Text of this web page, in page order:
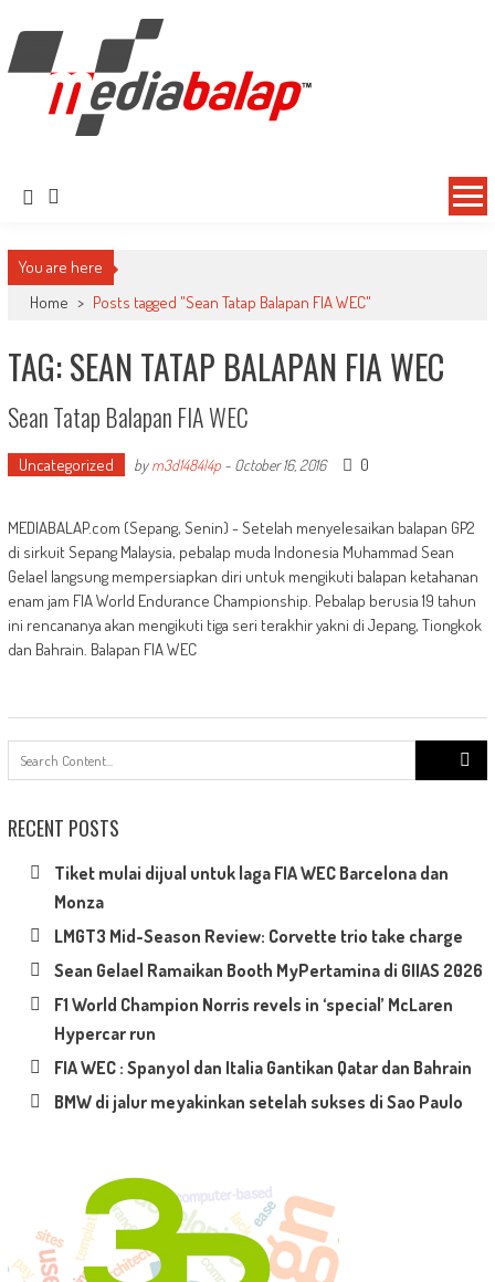
You are here
Home > Posts tagged "Sean Tatap Balapan FIA WEC"
TAG: SEAN TATAP BALAPAN FIA WEC
Sean Tatap Balapan FIA WEC
Uncategorized bym3d1484l4p- October 16, 2016 0
MEDIABALAP.com (Sepang, Senin) - Setelah menyelesaikan balapan GP2
di sirkuit Sepang Malaysia, pebalap muda Indonesia Muhammad Sean
Gelael langsung mempersiapkan diri untuk mengikuti balapan ketahanan
enam jam FIA World Endurance Championship. Pebalap berusia 19 tahun
ini rencananya akan mengikuti tiga seri terakhir yakni di Jepang, Tiongkok
dan Bahrain. Balapan FIA WEC
Search
for:
RECENT POSTS
Tiket mulai dijual untuk laga FIA WEC Barcelona dan
Monza
LMGT3 Mid-Season Review: Corvette trio take charge
Sean Gelael Ramaikan Booth MyPertamina di GIIAS 2026
F1 World Champion Norris revels in ‘special’ McLaren
Hypercar run
FIA WEC : Spanyol dan Italia Gantikan Qatar dan Bahrain
BMW di jalur meyakinkan setelah sukses di Sao Paulo